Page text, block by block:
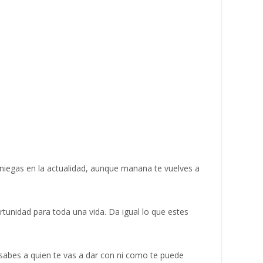
en la actualidad, aunque manana te vuelves a
para toda una vida. Da igual lo que estes
a quien te vas a dar con ni como te puede